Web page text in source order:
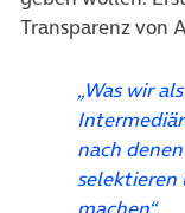
Transparenz von
„Was wir
nach
selektieren